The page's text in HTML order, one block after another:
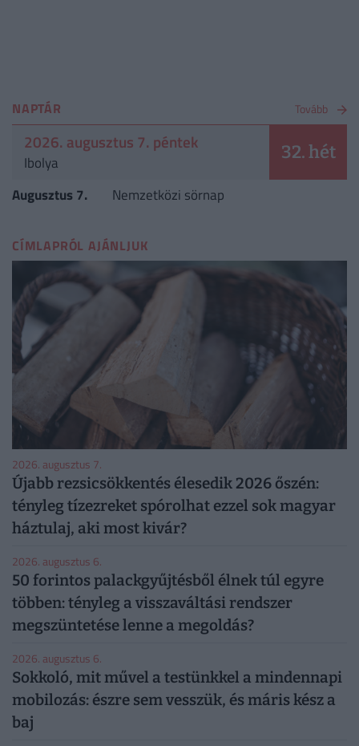
NAPTÁR Tovább
2026. augusztus 7. péntek
Ibolya 32. hét
Augusztus 7. Nemzetközi sörnap
CÍMLAPRÓL AJÁNLJUK
2026. augusztus 7.
Újabb rezsicsökkentés élesedik 2026 őszén:
tényleg tízezreket spórolhat ezzel sok magyar
háztulaj, aki most kivár?
2026. augusztus 6.
50 forintos palackgyűjtésből élnek túl egyre
többen: tényleg a visszaváltási rendszer
megszüntetése lenne a megoldás?
2026. augusztus 6.
Sokkoló, mit művel a testünkkel a mindennapi
mobilozás: észre sem vesszük, és máris kész a
baj